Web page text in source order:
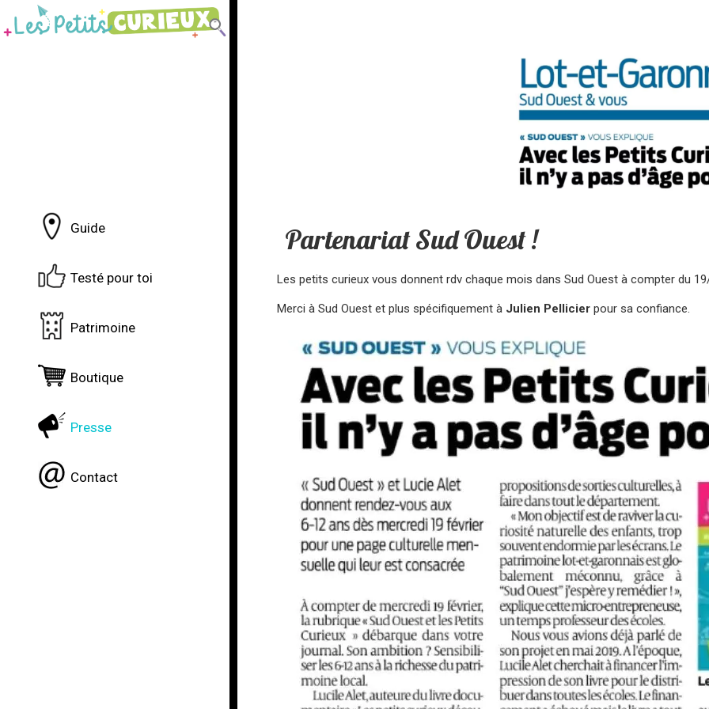
Guide
Testé pour toi
Patrimoine
Boutique
Presse
Contact
Partenariat Sud Ouest !
Les petits curieux vous donnent rdv chaque mois dans Sud Ouest à compter du
Merci à Sud Ouest et plus spécifiquement à Julien Pellicier pour sa confiance.